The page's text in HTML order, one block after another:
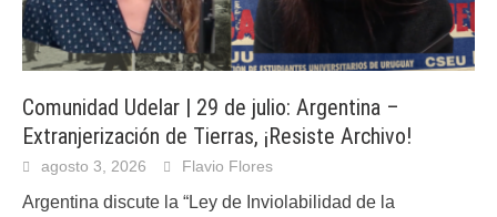
Comunidad Udelar | 29 de julio: Argentina –
Extranjerización de Tierras, ¡Resiste Archivo!
agosto 3, 2026 Flavio Flores
Argentina discute la “Ley de Inviolabilidad de la